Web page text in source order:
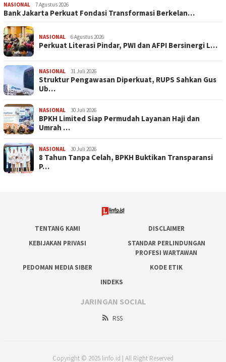
NASIONAL 7 Agustus 2026
Bank Jakarta Perkuat Fondasi Transformasi Berkelan…
NASIONAL 6 Agustus 2026
Perkuat Literasi Pindar, PWI dan AFPI Bersinergi L…
NASIONAL 31 Juli 2026
​Struktur Pengawasan Diperkuat, RUPS Sahkan Gus
Ub…
NASIONAL 30 Juli 2026
BPKH Limited Siap Permudah Layanan Haji dan
Umrah …
NASIONAL 30 Juli 2026
​8 Tahun Tanpa Celah, BPKH Buktikan Transparansi
P…
TENTANG KAMI
DISCLAIMER
KEBIJAKAN PRIVASI
STANDAR PERLINDUNGAN
PROFESI WARTAWAN
PEDOMAN MEDIA SIBER
KODE ETIK
INDEKS
JARINGAN SOCIAL
RSS
Copyright © 2025 linfo.id | All Right Reserved